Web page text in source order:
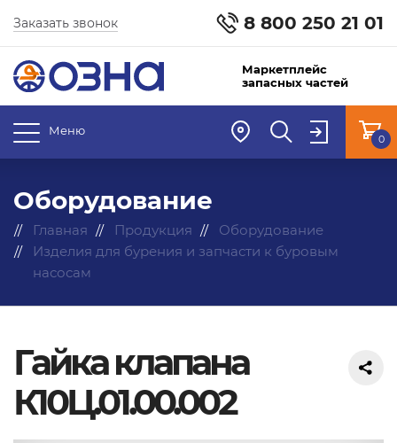
8 800 250 21 01
Заказать звонок
Маркетплейс
запасных частей
Меню
0
Оборудование
Главная Продукция
Оборудование
Изделия для бурения и запчасти к буровым
насосам
Гайка клапана
К10Ц.01.00.002